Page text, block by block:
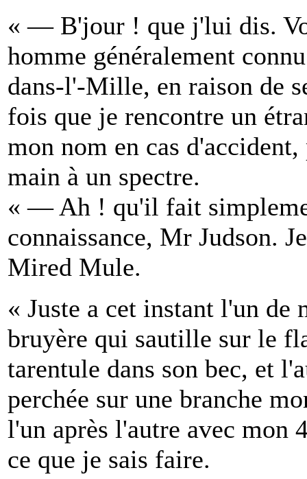
« — B'jour ! que j'lui dis.
homme généralement
dans-l'-Mille, en raison de
fois que je rencontre un
mon nom en cas
main à un spectre.
« — Ah ! qu'il fait
connaissance, Mr Judson.
Mired Mule.
« Juste a cet instant l'un de
bruyère qui sautille sur le
tarentule dans son bec, et
perchée sur une branche
l'un après l'autre avec mon
ce que je sais faire.